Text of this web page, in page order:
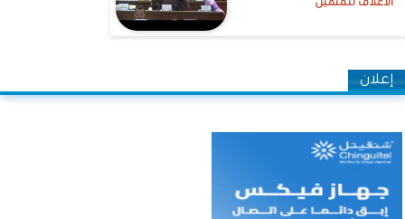
الأعلاف للمنمين
إعلان